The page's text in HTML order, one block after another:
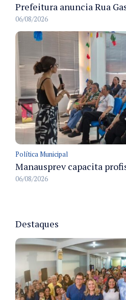
06/08/2026
Política Municipal
06/08/2026
Destaques